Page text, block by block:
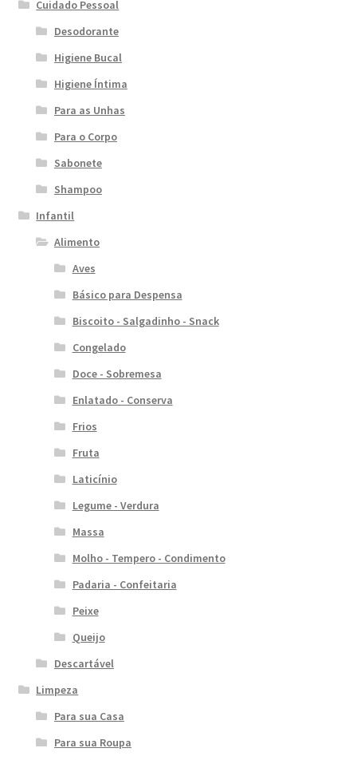
Cuidado Pessoal
Desodorante
Higiene Bucal
Higiene Íntima
Para as Unhas
Para o Corpo
Sabonete
Shampoo
Infantil
Alimento
Aves
Básico para Despensa
Biscoito - Salgadinho - Snack
Congelado
Doce - Sobremesa
Enlatado - Conserva
Frios
Fruta
Laticínio
Legume - Verdura
Massa
Molho - Tempero - Condimento
Padaria - Confeitaria
Peixe
Queijo
Descartável
Limpeza
Para sua Casa
Para sua Roupa